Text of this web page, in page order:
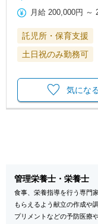
月給 200,000円 ～
託児所・保育支援
土日祝のみ勤務可
気にな
管理栄養士・栄養士
食事、栄養指導を行う専門
もらえるよう献立の作成や
プリメントなどの予防医療